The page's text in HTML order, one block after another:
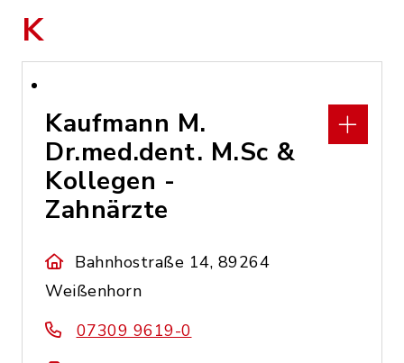
K
Kaufmann M.
Dr.med.dent. M.Sc &
Kollegen -
Zahnärzte
Bahnhostraße 14, 89264
Weißenhorn
07309 9619-0